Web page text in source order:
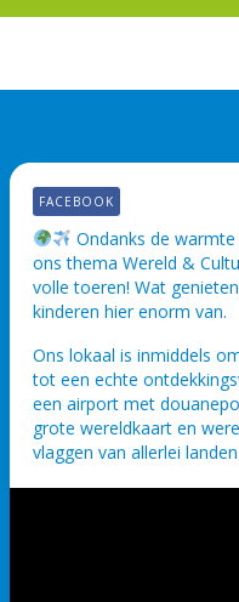
Ondanks de
ons thema Wereld &
volle toeren! Wat
kinderen hier enorm van.
Ons lokaal is inmiddels
tot een echte
een airport met
grote wereldkaart en
vlaggen van allerlei landen
FACEBOOK